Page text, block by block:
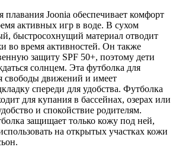
плавания Joonia обеспечивает комфорт
активных игр в воде. В сухом
быстросохнущий материал отводит
во время активностей. Он также
защиту SPF 50+, поэтому дети
солнцем. Эта футболка для
свободы движений и имеет
спереди для удобства. Футболка
для купания в бассейнах, озерах или
и спокойствие родителям.
защищает только кожу под ней,
на открытых участках кожи